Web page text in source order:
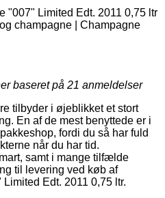
"007" Limited Edt. 2011 0,75 ltr
champagne | Champagne
baseret på 21 anmeldelser
tilbyder i øjeblikket et stort
En af de mest benyttede er i
fordi du så har fuld
når du har tid.
samt i mange tilfælde
til levering ved køb af
Edt. 2011 0,75 ltr.